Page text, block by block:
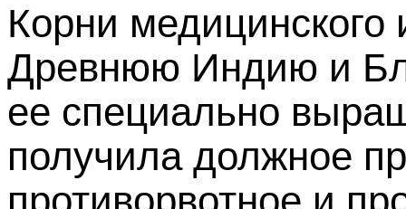
Корни медицинского
Древнюю Индию и
ее специально
получила должное